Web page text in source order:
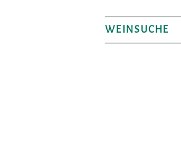
WEINSUCHE